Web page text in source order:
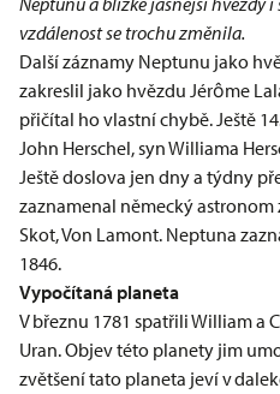
vzdálenost se trochu změnila.
Další záznamy Neptunu jako
zakreslil jako hvězdu Jérôme
přičítal ho vlastní chybě. Ještě
John Herschel, syn Williama
Ještě doslova jen dny a týdny
zaznamenal německý
Skot, Von Lamont. Neptuna
1846.
Vypočítaná planeta
V březnu 1781 spatřili William a
Uran. Objev této planety jim
zvětšení tato planeta jeví v